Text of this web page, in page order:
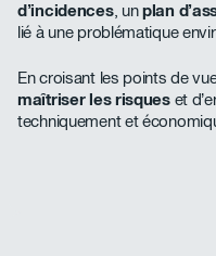
d’incidences, unplan
lié à une problématique
En croisant les points de
maîtriser les risqueset
techniquement et